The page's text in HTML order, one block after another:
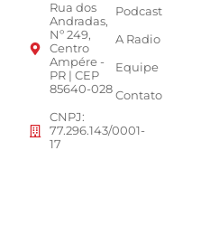
Rua dos
Andradas,
Nº 249,
Centro
Ampére -
PR | CEP
85640-028
CNPJ:
77.296.143/0001-
17
Podcast
A Radio
Equipe
Contato